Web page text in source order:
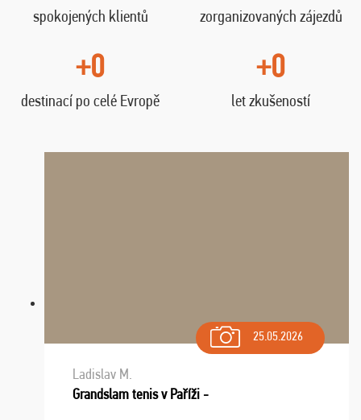
spokojených klientů zorganizovaných zájezdů
+0
destinací po celé Evropě
+0
let zkušeností
25.05.2026
Ladislav M.
Grandslam tenis v Paříži -